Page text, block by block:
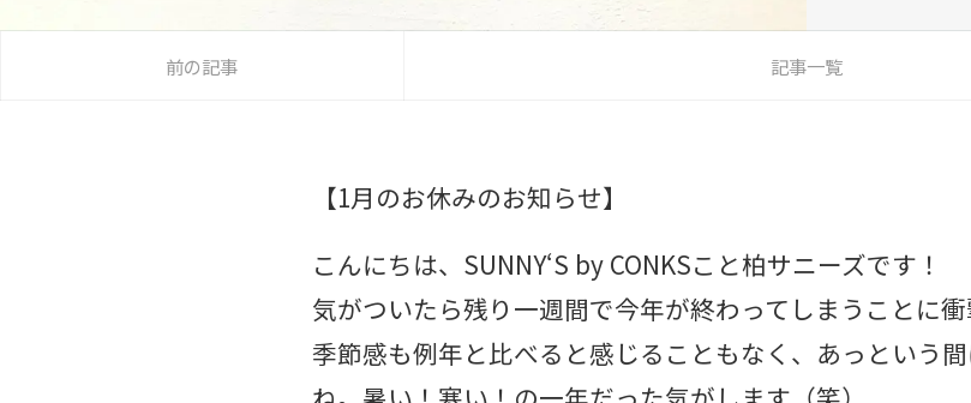
前の記事 記事一覧
【1月のお休みのお知らせ】
こんにちは、SUNNY‘S by CONKSこと柏サニーズです！
気がついたら残り一週間で今年が終わってしまうことに
季節感も例年と比べると感じることもなく、あっという